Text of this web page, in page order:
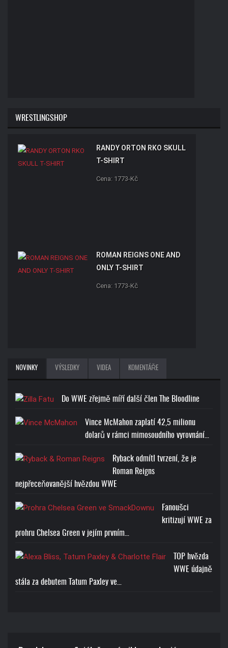
WRESTLINGSHOP
RANDY ORTON RKO SKULL
T-SHIRT
Cena: 1773-Kč
ROMAN REIGNS ONE AND
ONLY T-SHIRT
Cena: 1773-Kč
JOHN CENA U CAN'T SEE
BROCK LESNAR BEAST T-
SHIRT
NOVINKY VÝSLEDKY VIDEA KOMENTÁŘE
Do WWE zřejmě míří další člen The Bloodline
Vince McMahon zaplatí 42,5 milionu
dolarů v rámci mimosoudního vyrovnání…
Ryback odmítl tvrzení, že je
Roman Reigns
nejpřeceňovanější hvězdou WWE
Fanoušci
kritizují WWE za
prohru Chelsea Green v jejím prvním…
TOP hvězda
WWE údajně
stála za debutem Tatum Paxley ve…